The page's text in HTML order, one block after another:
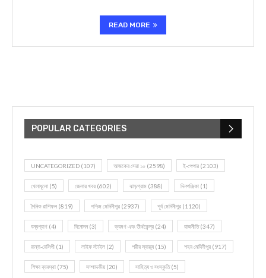
READ MORE
POPULAR CATEGORIES
UNCATEGORIZED (107) আজকের সেরা ১০ (2598) ই-পেপার (2103)
খেলাধূলো (5) জেলার খবর (602) ঝাড়গ্রাম (388) দিনপঞ্জিকা (1)
দৈনিক রাশিফল (819) পশ্চিম মেদিনীপুর (2937) পূর্ব মেদিনীপুর (1120)
বন্যপ্রাণ (4) বিনোদন(3) ভ্রমণ এবং তীর্থকেন্দ্র (24) রাজনীতি(347)
রান্না-রেসিপী (1) লাইফ স্টাইল (2) শরীর স্বাস্থ্য (15) শহর মেদিনীপুর (917)
শিক্ষা ব্যবস্থা (75) সম্পাদকীয় (20) সাহিত্য ও সংস্কৃতি(5)